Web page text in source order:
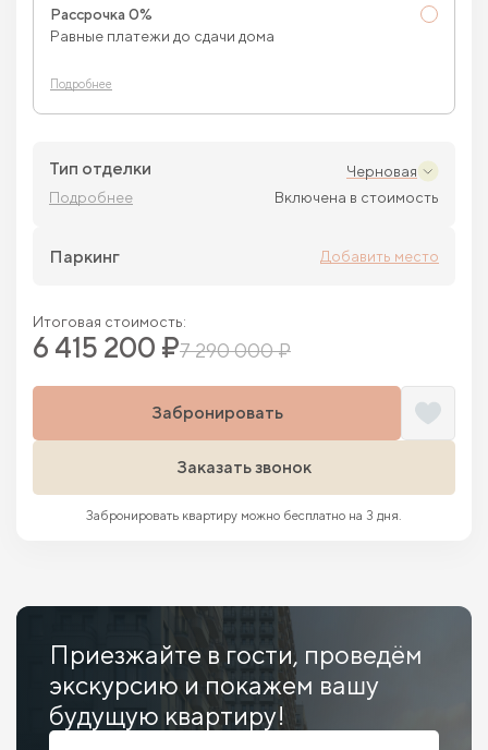
Рассрочка 0%
Равные платежи до сдачи дома
Подробнее
Тип отделки
Черновая
Подробнее
Включена в стоимость
Паркинг Добавить место
Итоговая стоимость:
6 415 200 ₽7 290 000 ₽
Забронировать
Заказать звонок
Забронировать квартиру можно бесплатно на 3 дня.
Приезжайте в гости, проведём
экскурсию и покажем вашу
будущую квартиру!